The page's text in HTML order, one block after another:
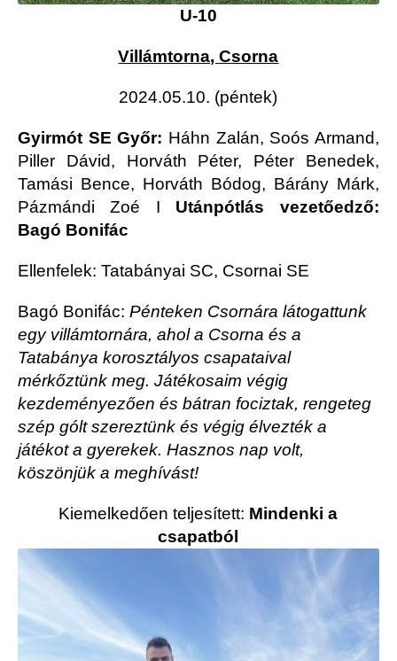
U-10
Villámtorna, Csorna
2024.05.10. (péntek)
Gyirmót SE Győr: Háhn Zalán, Soós Armand,
Piller Dávid, Horváth Péter, Péter Benedek,
Tamási Bence, Horváth Bódog, Bárány Márk,
Pázmándi Zoé I Utánpótlás vezetőedző:
Bagó Bonifác
Ellenfelek: Tatabányai SC, Csornai SE
Bagó Bonifác: Pénteken Csornára látogattunk
egy villámtornára, ahol a Csorna és a
Tatabánya korosztályos csapataival
mérkőztünk meg. Játékosaim végig
kezdeményezően és bátran fociztak, rengeteg
szép gólt szereztünk és végig élvezték a
játékot a gyerekek. Hasznos nap volt,
köszönjük a meghívást!
Kiemelkedően teljesített: Mindenki a
csapatból